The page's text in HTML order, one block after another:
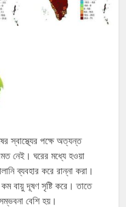
স্বাস্থ্যের পক্ষে অত্যন্ত
নেই। ঘরের মধ্যে হওয়া
ব্যবহার করে রান্না করা।
বায়ু দূষণ সৃষ্টি করে। তাতে
বেশি হয়।